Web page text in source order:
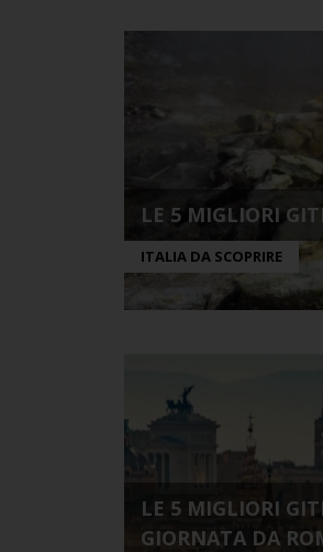
LE 5 MIGLIORI
ITALIA DA SCOPRIRE
LE 5 MIGLIORI
GIORNATA DA